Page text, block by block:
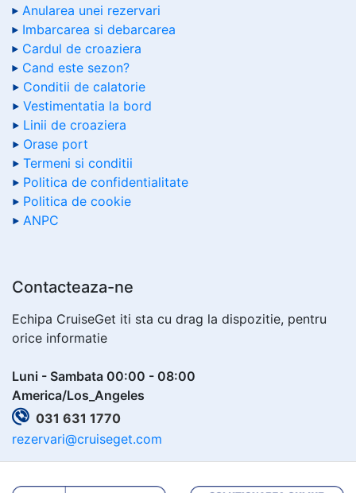
Anularea unei rezervari
Imbarcarea si debarcarea
Cardul de croaziera
Cand este sezon?
Conditii de calatorie
Vestimentatia la bord
Linii de croaziera
Orase port
Termeni si conditii
Politica de confidentialitate
Politica de cookie
ANPC
Contacteaza-ne
Echipa CruiseGet iti sta cu drag la dispozitie, pentru
orice informatie
Luni - Sambata 00:00 - 08:00
America/Los_Angeles
031 631 1770
rezervari@cruiseget.com